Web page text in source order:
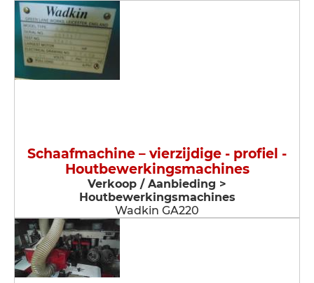
Schaafmachine – vierzijdige - profiel -
Houtbewerkingsmachines
Verkoop / Aanbieding >
Houtbewerkingsmachines
Wadkin GA220